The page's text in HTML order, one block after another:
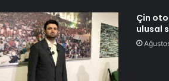
Çin
ulusal